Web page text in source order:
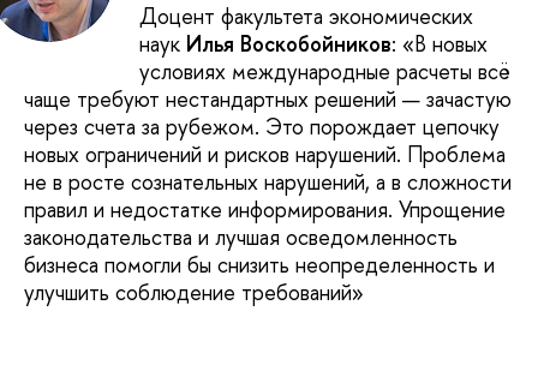
Доцент факультета экономических
наук Илья Воскобойников: «В новых
условиях международные расчеты всё
чаще требуют нестандартных решений — зачастую
через счета за рубежом. Это порождает цепочку
новых ограничений и рисков нарушений. Проблема
не в росте сознательных нарушений, а в сложности
правил и недостатке информирования. Упрощение
законодательства и лучшая осведомленность
бизнеса помогли бы снизить неопределенность и
улучшить соблюдение требований»